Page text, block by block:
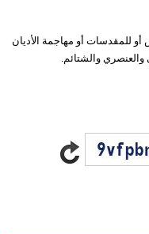
للمقدسات أو مهاجمة الأديان
والعنصري والشتائم.